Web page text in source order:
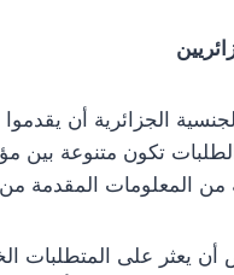
الجزائرية أن
تكون متنوعة
من المعلومات المقدمة
يعثر على المتطلبات